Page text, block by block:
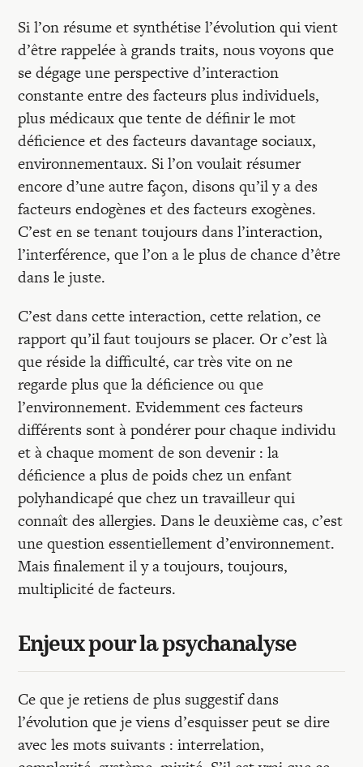
Si l’on résume et synthétise l’évolution qui vient
d’être rappelée à grands traits, nous voyons que
se dégage une perspective d’interaction
constante entre des facteurs plus individuels,
plus médicaux que tente de définir le mot
déficience et des facteurs davantage sociaux,
environnementaux. Si l’on voulait résumer
encore d’une autre façon, disons qu’il y a des
facteurs endogènes et des facteurs exogènes.
C’est en se tenant toujours dans l’interaction,
l’interférence, que l’on a le plus de chance d’être
dans le juste.
C’est dans cette interaction, cette relation, ce
rapport qu’il faut toujours se placer. Or c’est là
que réside la difficulté, car très vite on ne
regarde plus que la déficience ou que
l’environnement. Evidemment ces facteurs
différents sont à pondérer pour chaque individu
et à chaque moment de son devenir : la
déficience a plus de poids chez un enfant
polyhandicapé que chez un travailleur qui
connaît des allergies. Dans le deuxième cas, c’est
une question essentiellement d’environnement.
Mais finalement il y a toujours, toujours,
multiplicité de facteurs.
Enjeux pour la psychanalyse
Ce que je retiens de plus suggestif dans
l’évolution que je viens d’esquisser peut se dire
avec les mots suivants : interrelation,